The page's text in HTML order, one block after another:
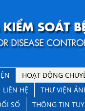
HOẠT ĐỘNG
LIÊN HỆ
THƯ VIỆN
SỐ
THÔNG TIN